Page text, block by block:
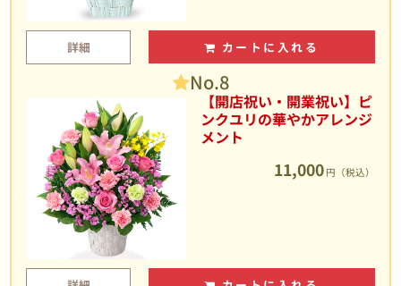
詳細 カートに入れる
No.8
【開店祝い・開業祝い】ピ
ンクユリの華やかアレンジ
メント
11,000 円（税込）